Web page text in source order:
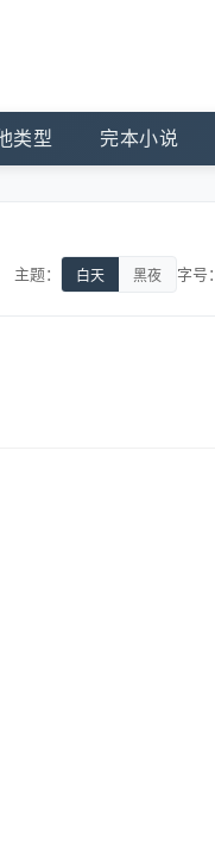
类型 完本小说
主题： 白天 黑夜 字号：